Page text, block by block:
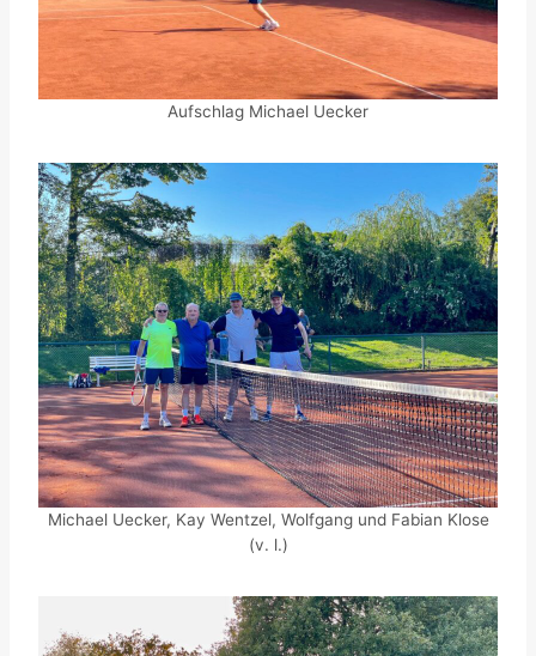
Aufschlag Michael Uecker
Michael Uecker, Kay Wentzel, Wolfgang und Fabian Klose
(v. l.)